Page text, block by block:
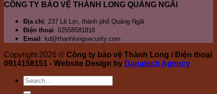
CÔNG TY BẢO VỆ THÀNH LONG QUẢNG NGÃI
Địa chỉ: 237 Lê Lợi, thành phố Quảng Ngãi
Điện thoại: 02558581818
Email : kd@thanhlongsecurity.com
Copyright 2026 © Công ty bảo vệ Thành Long / Điện thoại
0914158151 - Website Design by Danatech Agency